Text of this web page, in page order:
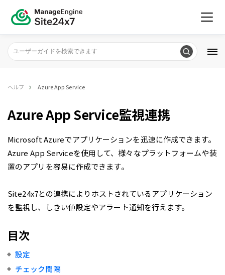
ヘルプ Azure App Service
Azure App Service監視連携
Microsoft Azureでアプリケーションを迅速に作成できます。
Azure App Serviceを使用して、様々なプラットフォームや装
置のアプリを容易に作成できます。
Site24x7との連携によりホストされているアプリケーション
を監視し、しきい値設定やアラート通知を行えます。
目次
設定
チェック間隔